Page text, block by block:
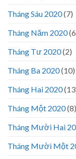
Tháng Sáu 2020(7)
Tháng Năm 2020
Tháng Tư 2020(2)
Tháng Ba 2020(10)
Tháng Hai 2020
Tháng Một 2020(8)
Tháng Mười Hai
Tháng Mười Một